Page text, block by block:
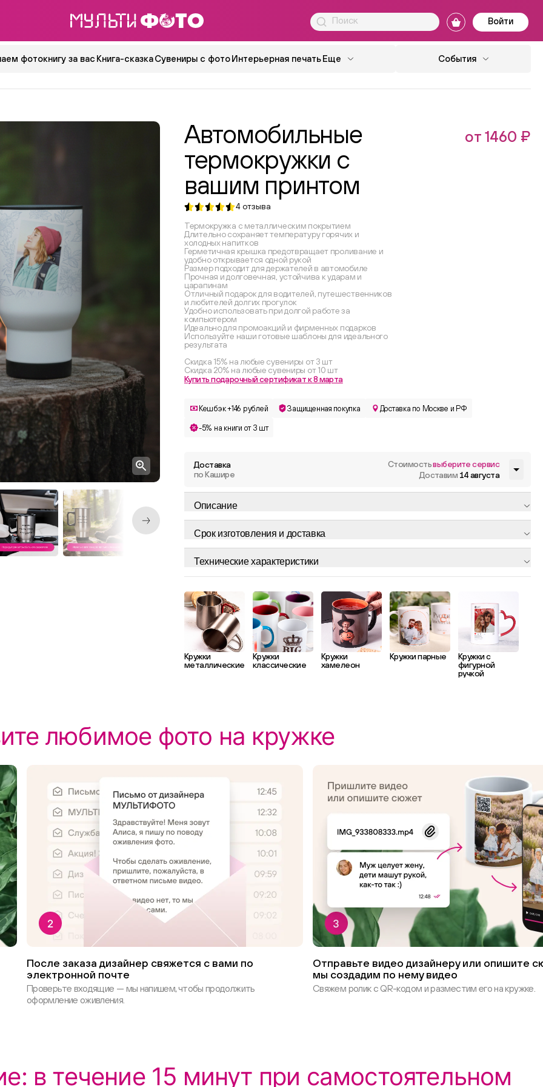
Войти
фотокнигу за вас Книга-сказка Сувениры с фото Интерьерная печать Еще События
Автомобильные
термокружки с
вашим принтом
от 1460 ₽
4 отзыва
Термокружка с металлическим покрытием
Длительно сохраняет температуру горячих и
холодных напитков
Герметичная крышка предотвращает проливание и
удобно открывается одной рукой
Размер подходит для держателей в автомобиле
Прочная и долговечная, устойчива к ударам и
царапинам
Отличный подарок для водителей, путешественников
и любителей долгих прогулок
Удобно использовать при долгой работе за
компьютером
Идеально для промоакций и фирменных подарков
Используйте наши готовые шаблоны для идеального
результата
Скидка 15% на любые сувениры от 3 шт
Скидка 20% на любые сувениры от 10 шт
Купить подарочный сертификат к 8 марта
Кешбэк +146 рублей Защищенная покупка Доставка по Москве и РФ
-5% на книги от 3 шт
Доставка
по Кашире
Стоимостьвыберите сервис
Доставим 14 августа
Описание
Срок изготовления и доставка
Технические характеристики
Кружки
металлические
Кружки
классические
Кружки
хамелеон
Кружки парные
Кружки с
фигурной
ручкой
любимое фото на кружке
После заказа дизайнер свяжется с вами по
электронной почте
Проверьте входящие — мы напишем, чтобы продолжить
оформление оживления.
Отправьте видео дизайнеру или опишите
мы создадим по нему видео
Свяжем ролик с QR-кодом и разместим его на кружке.
в течение 15 минут при самостоятельном